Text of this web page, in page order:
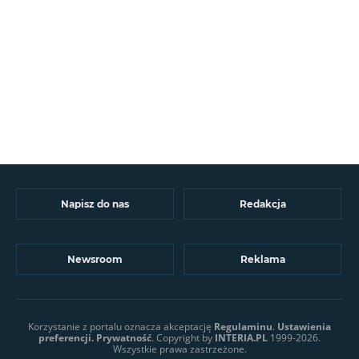
Napisz do nas Redakcja
Newsroom Reklama
Korzystanie z portalu oznacza akceptację Regulaminu. Ustawienia
preferencji. Prywatność. Copyright by INTERIA.PL 1999-2026.
Wszystkie prawa zastrzeżone.